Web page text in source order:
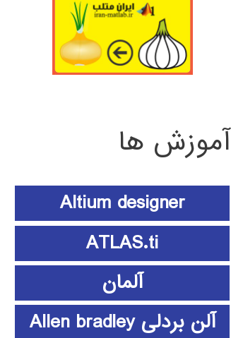
آموزش ها
Altium designer
ATLAS.ti
آلمان
آلن بردلی Allen bradley